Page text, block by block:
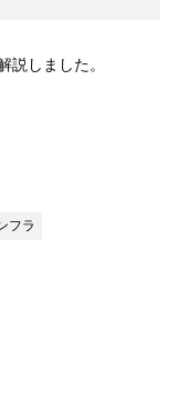
説しました。
フラ